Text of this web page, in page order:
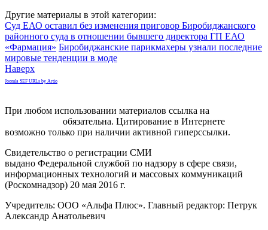
Другие материалы в этой категории:
Суд ЕАО оставил без изменения приговор Биробиджанского
районного суда в отношении бывшего директора ГП ЕАО
«Фармация» Биробиджанские парикмахеры узнали последние
мировые тенденции в моде
Наверх
Joomla SEF URLs by Artio
При любом использовании материалов ссылка на
обязательна. Цитирование в Интернете
возможно только при наличии активной гиперссылки.
Свидетельство о регистрации СМИ
выдано Федеральной службой по надзору в сфере связи,
информационных технологий и массовых коммуникаций
(Роскомнадзор) 20 мая 2016 г.
Учредитель: ООО «Альфа Плюс». Главный редактор: Петрук
Александр Анатольевич